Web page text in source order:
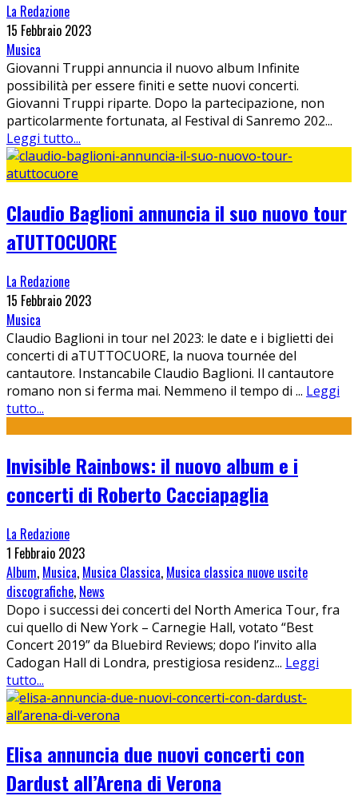
La Redazione
15 Febbraio 2023
Musica
Giovanni Truppi annuncia il nuovo album Infinite
possibilità per essere finiti e sette nuovi concerti.
Giovanni Truppi riparte. Dopo la partecipazione, non
particolarmente fortunata, al Festival di Sanremo 202...
Leggi tutto...
Claudio Baglioni annuncia il suo nuovo tour
aTUTTOCUORE
La Redazione
15 Febbraio 2023
Musica
Claudio Baglioni in tour nel 2023: le date e i biglietti dei
concerti di aTUTTOCUORE, la nuova tournée del
cantautore. Instancabile Claudio Baglioni. Il cantautore
romano non si ferma mai. Nemmeno il tempo di ... Leggi
tutto...
Invisible Rainbows: il nuovo album e i
concerti di Roberto Cacciapaglia
La Redazione
1 Febbraio 2023
Album, Musica, Musica Classica, Musica classica nuove uscite
discografiche, News
Dopo i successi dei concerti del North America Tour, fra
cui quello di New York – Carnegie Hall, votato “Best
Concert 2019” da Bluebird Reviews; dopo l’invito alla
Cadogan Hall di Londra, prestigiosa residenz... Leggi
tutto...
Elisa annuncia due nuovi concerti con
Dardust all’Arena di Verona